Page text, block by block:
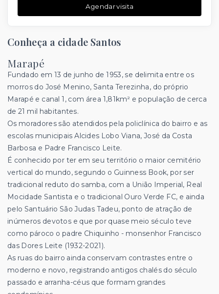
Agendar visita
Conheça a cidade Santos
Marapé
Fundado em 13 de junho de 1953, se delimita entre os
morros do José Menino, Santa Terezinha, do próprio
Marapé e canal 1, com área 1,81km² e população de cerca
de 21 mil habitantes.
Os moradores são atendidos pela policlínica do bairro e as
escolas municipais Alcides Lobo Viana, José da Costa
Barbosa e Padre Francisco Leite.
É conhecido por ter em seu território o maior cemitério
vertical do mundo, segundo o Guinness Book, por ser
tradicional reduto do samba, com a União Imperial, Real
Mocidade Santista e o tradicional Ouro Verde FC, e ainda
pelo Santuário São Judas Tadeu, ponto de atração de
inúmeros devotos e que por quase meio século teve
como pároco o padre Chiquinho - monsenhor Francisco
das Dores Leite (1932-2021).
As ruas do bairro ainda conservam contrastes entre o
moderno e novo, registrando antigos chalés do século
passado e arranha-céus que formam grandes